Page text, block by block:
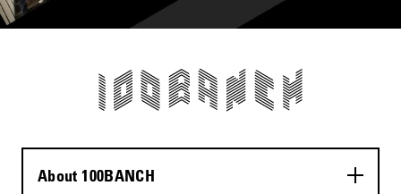
About 100BANCH